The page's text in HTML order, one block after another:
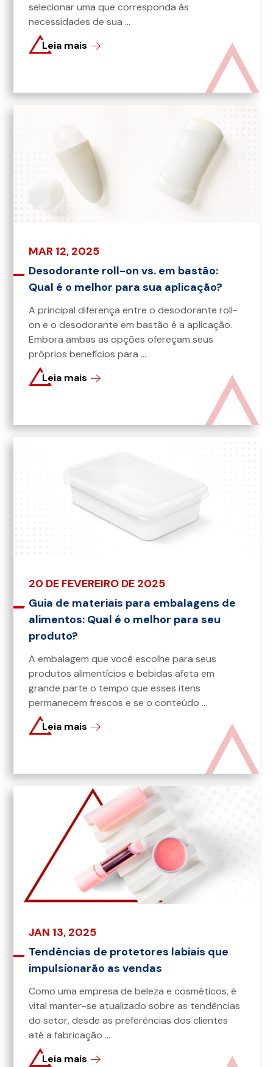
selecionar uma que corresponda às
necessidades de sua ...
Leia mais
MAR 12, 2025
Desodorante roll-on vs. em bastão:
Qual é o melhor para sua aplicação?
A principal diferença entre o desodorante roll-
on e o desodorante em bastão é a aplicação.
Embora ambas as opções ofereçam seus
próprios benefícios para ...
Leia mais
20 DE FEVEREIRO DE 2025
Guia de materiais para embalagens de
alimentos: Qual é o melhor para seu
produto?
A embalagem que você escolhe para seus
produtos alimentícios e bebidas afeta em
grande parte o tempo que esses itens
permanecem frescos e se o conteúdo ...
Leia mais
JAN 13, 2025
Tendências de protetores labiais que
impulsionarão as vendas
Como uma empresa de beleza e cosméticos, é
vital manter-se atualizado sobre as tendências
do setor, desde as preferências dos clientes
até a fabricação ...
Leia mais